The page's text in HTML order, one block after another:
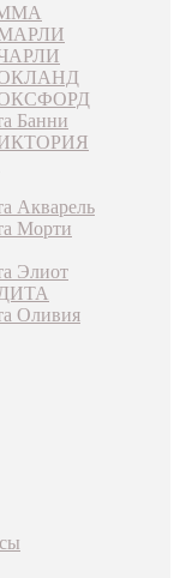
МАРЛИ
ЧАРЛИ
ОКЛАНД
ОКСФОРД
Банни
Акварель
Морти
Элиот
Оливия